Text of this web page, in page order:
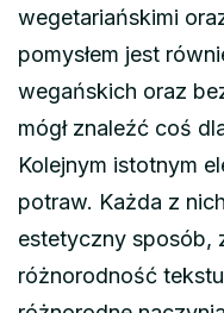
wegetariańskimi
pomysłem jest
wegańskich oraz
mógł znaleźć coś
Kolejnym istotnym
potraw. Każda z
estetyczny sposób,
różnorodność